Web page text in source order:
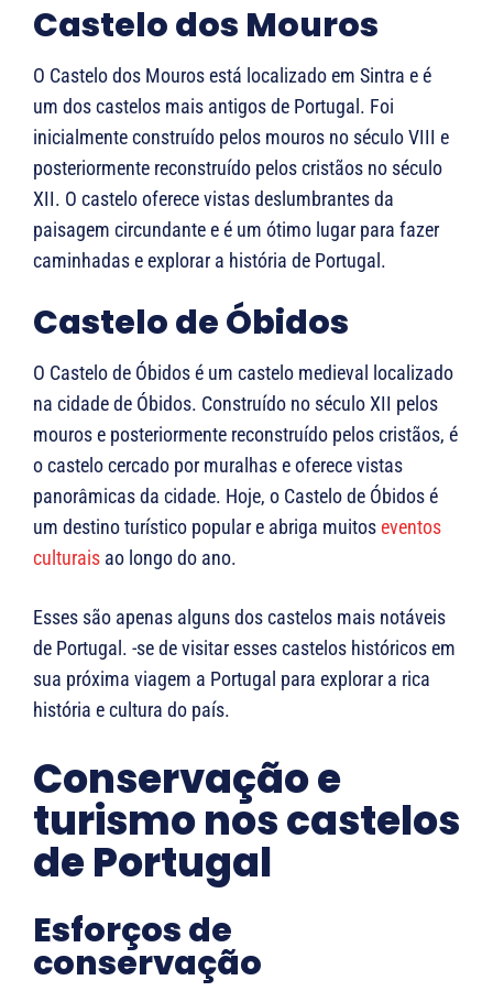
Castelo dos Mouros
O Castelo dos Mouros está localizado em Sintra e é
um dos castelos mais antigos de Portugal. Foi
inicialmente construído pelos mouros no século VIII e
posteriormente reconstruído pelos cristãos no século
XII. O castelo oferece vistas deslumbrantes da
paisagem circundante e é um ótimo lugar para fazer
caminhadas e explorar a história de Portugal.
Castelo de Óbidos
O Castelo de Óbidos é um castelo medieval localizado
na cidade de Óbidos. Construído no século XII pelos
mouros e posteriormente reconstruído pelos cristãos, é
o castelo cercado por muralhas e oferece vistas
panorâmicas da cidade. Hoje, o Castelo de Óbidos é
um destino turístico popular e abriga muitoseventos
culturais ao longo do ano.
Esses são apenas alguns dos castelos mais notáveis ​​
de Portugal. -se de visitar esses castelos históricos em
sua próxima viagem a Portugal para explorar a rica
história e cultura do país.
Conservação e
turismo nos castelos
de Portugal
Esforços de
conservação